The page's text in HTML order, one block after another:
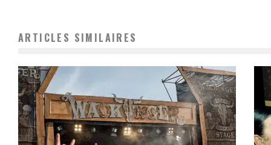
ARTICLES SIMILAIRES